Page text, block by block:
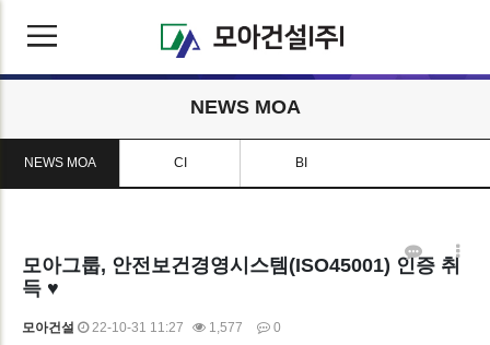
NEWS MOA
NEWS MOA CI BI
모아그룹, 안전보건경영시스템(ISO45001) 인증 취
득 ♥
모아건설 22-10-31 11:27 1,577 0